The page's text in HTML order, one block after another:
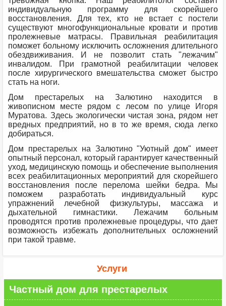
индивидуальную программу для скорейшего
восстановления. Для тех, кто не встает с постели
существуют многофункциональные кровати и против
пролежневые матрасы. Правильная реабилитация
поможет больному исключить осложнения длительного
обездвиживания. И не позволит стать "лежачим"
инвалидом. При грамотной реабилитации человек
после хирургического вмешательства сможет быстро
стать на ноги.
Дом престарелых на Залютино находится в
живописном месте рядом с лесом по улице Игоря
Муратова. Здесь экологически чистая зона, рядом нет
вредных предприятий, но в то же время, сюда легко
добираться.
Дом престарелых на Залютино "Уютный дом" имеет
опытный персонал, который гарантирует качественный
уход, медицинскую помощь и обеспечение выполнения
всех реабилитационных мероприятий для скорейшего
восстановления после перелома шейки бедра. Мы
поможем разработать индивидуальный курс
упражнений лечебной физкультуры, массажа и
дыхательной гимнастики. Лежачим больным
проводятся против пролежневые процедуры, что дает
возможность избежать дополнительных осложнений
при такой травме.
Услуги
Частный дом для престарелых